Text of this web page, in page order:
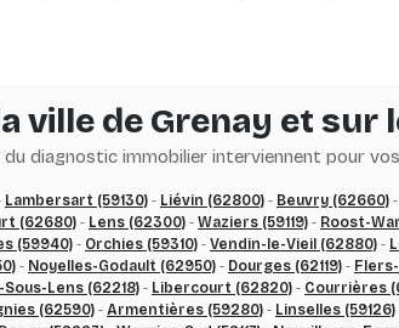
ville de Grenay et
diagnostic immobilier interviennent pour
Lambersart (59130) - Liévin (62800) - Beuvry (62660) -
(62680) - Lens (62300) - Waziers (59119) - Roost-
(59940) - Orchies (59310) - Vendin-le-Vieil (62880) -
- Noyelles-Godault (62950) - Dourges (62119) -
Sous-Lens (62218) - Libercourt (62820) - Courrières
(62590) - Armentières (59280) - Linselles (59126)